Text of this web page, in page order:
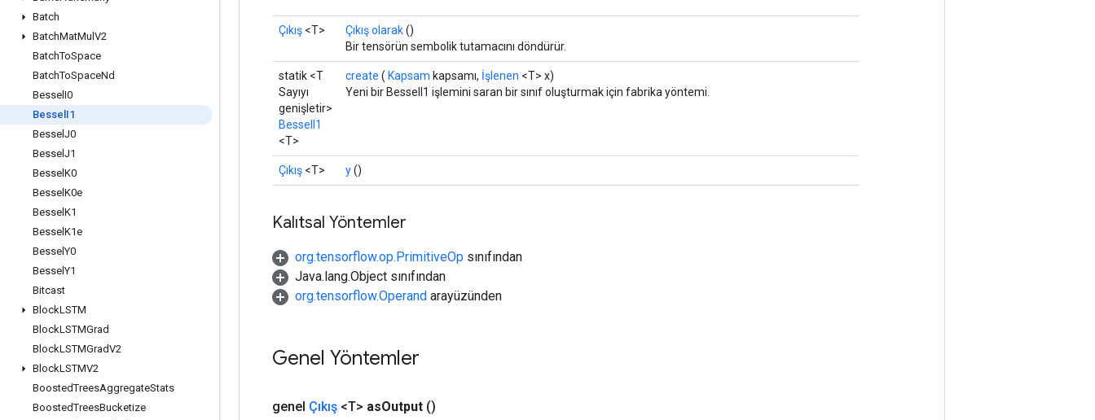
Batch
BatchMatMul V2
BatchToSpace
BatchToSpaceNd
Bessel I0
Bessel I1
Bessel J0
Bessel J1
Bessel K0
Bessel K0e
Bessel K1
Bessel K1e
BesselY0
BesselY1
Bitcast
BlockLSTM
BlockLSTMGrad
BlockLSTMGradV2
BlockLSTMV2
BoostedTreesAggregateStats
BoostedTreesBucketize
Çıkış <T> Çıkış olarak()
Bir tensörün sembolik tutamacını döndürür.
statik <T
Sayıyı
genişletir>
BesselI1
<T>
create ( Kapsam kapsamı, İşlenen <T> x)
Yeni bir BesselI1 işlemini saran bir sınıf oluşturmak için fabrika yöntemi.
Çıkış <T> y()
Kalıtsal Yöntemler
org.tensorflow.op.PrimitiveOp sınıfından
Java.lang.Object sınıfından
org.tensorflow.Operand arayüzünden
Genel Yöntemler
genel Çıkış <T> asOutput ()